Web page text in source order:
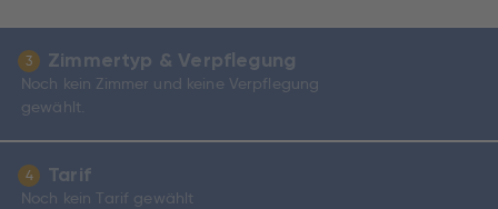
3 Zimmertyp & Verpflegung
Noch kein Zimmer und keine Verpflegung
gewählt.
4 Tarif
Noch kein Tarif gewählt